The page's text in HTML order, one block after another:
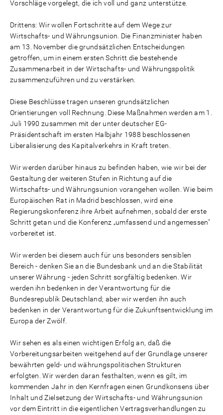
Vorschläge vorgelegt, die ich voll und ganz unterstütze.
Drittens: Wir wollen Fortschritte auf dem Wege zur
Wirtschafts- und Währungsunion. Die Finanzminister haben
am 13. November die grundsätzlichen Entscheidungen
getroffen, um in einem ersten Schritt die bestehende
Zusammenarbeit in der Wirtschafts- und Währungspolitik
zusammenzuführen und zu verstärken.
Diese Beschlüsse tragen unseren grundsätzlichen
Orientierungen voll Rechnung. Diese Maßnahmen werden am 1.
Juli 1990 zusammen mit der unter deutscher EG-
Präsidentschaft im ersten Halbjahr 1988 beschlossenen
Liberalisierung des Kapitalverkehrs in Kraft treten.
Wir werden darüber hinaus zu befinden haben, wie wir bei der
Gestaltung der weiteren Stufen in Richtung auf die
Wirtschafts- und Währungsunion vorangehen wollen. Wie beim
Europäischen Rat in Madrid beschlossen, wird eine
Regierungskonferenz ihre Arbeit aufnehmen, sobald der erste
Schritt getan und die Konferenz „umfassend und angemessen"
vorbereitet ist.
Wir werden bei diesem auch für uns besonders sensiblen
Bereich - denken Sie an die Bundesbank und an die Stabilität
unserer Währung - jeden Schritt sorgfältig bedenken. Wir
werden ihn bedenken in der Verantwortung für die
Bundesrepublik Deutschland; aber wir werden ihn auch
bedenken in der Verantwortung für die Zukunftsentwicklung im
Europa der Zwölf.
Wir sehen es als einen wichtigen Erfolg an, daß die
Vorbereitungsarbeiten weitgehend auf der Grundlage unserer
bewährten geld- und währungspolitischen Strukturen
erfolgten. Wir werden daran festhalten, wenn es gilt, im
kommenden Jahr in den Kernfragen einen Grundkonsens über
Inhalt und Zielsetzung der Wirtschafts- und Währungsunion
vor dem Eintritt in die eigentlichen Vertragsverhandlungen zu